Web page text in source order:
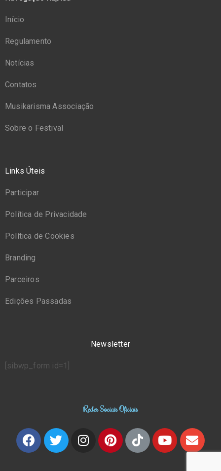
Início
Regulamento
Notícias
Contatos
Musikarisma Associação
Sobre o Festival
Links Úteis
Participar
Política de Privacidade
Política de Cookies
Branding
Parceiros
Edições Passadas
Newsletter
[sibwp_form id=1]
Redes Sociais Oficiais